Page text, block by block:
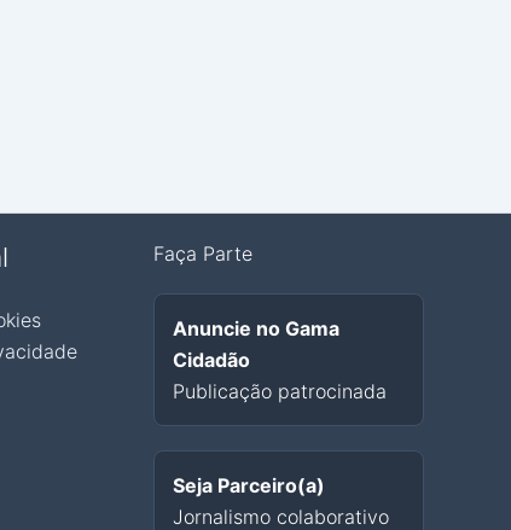
Faça Parte
Anuncie no Gama
Cidadão
Publicação patrocinada
Seja Parceiro(a)
Jornalismo colaborativo